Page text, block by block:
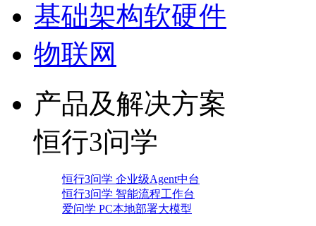
基础架构软硬件
物联网
产品及解决方案
恒行3问学
恒行3问学 企业级Agent中台
恒行3问学 智能流程工作台
爱问学 PC本地部署大模型